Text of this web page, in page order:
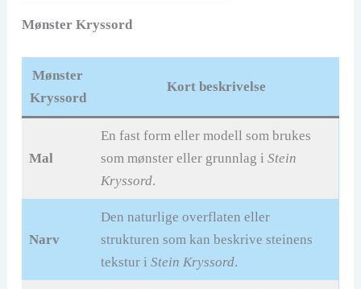
Mønster Kryssord
Mønster
Kryssord
Kort beskrivelse
Mal
En fast form eller modell som brukes
som mønster eller grunnlag iStein
Kryssord.
Narv
Den naturlige overflaten eller
strukturen som kan beskrive steinens
tekstur iStein Kryssord.